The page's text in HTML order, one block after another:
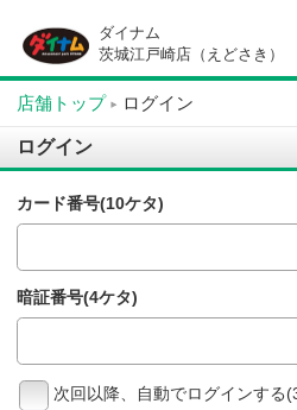
ダイナム
茨城江戸崎店（えどさき）
店舗トップ ログイン
ログイン
カード番号(10ケタ)
暗証番号(4ケタ)